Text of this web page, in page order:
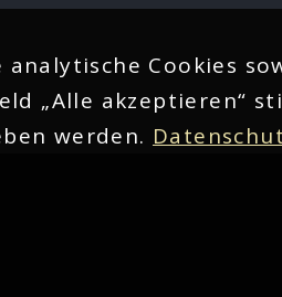
Cookies
„Alle akzeptieren“
werden.